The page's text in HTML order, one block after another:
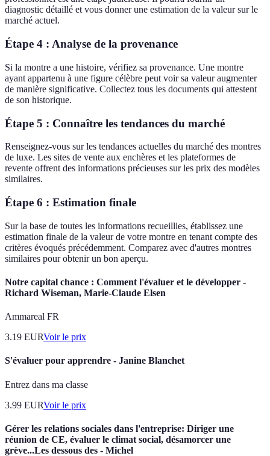
diagnostic détaillé et vous donner une estimation de la valeur sur le
marché actuel.
Étape 4 : Analyse de la provenance
Si la montre a une histoire, vérifiez sa provenance. Une montre
ayant appartenu à une figure célèbre peut voir sa valeur augmenter
de manière significative. Collectez tous les documents qui attestent
de son historique.
Étape 5 : Connaître les tendances du marché
Renseignez-vous sur les tendances actuelles du marché des montres
de luxe. Les sites de vente aux enchères et les plateformes de
revente offrent des informations précieuses sur les prix des modèles
similaires.
Étape 6 : Estimation finale
Sur la base de toutes les informations recueillies, établissez une
estimation finale de la valeur de votre montre en tenant compte des
critères évoqués précédemment. Comparez avec d'autres montres
similaires pour obtenir un bon aperçu.
Notre capital chance : Comment l'évaluer et le développer -
Richard Wiseman, Marie-Claude Elsen
Ammareal FR
3.19 EURVoir le prix
S'évaluer pour apprendre - Janine Blanchet
Entrez dans ma classe
3.99 EURVoir le prix
Gérer les relations sociales dans l'entreprise: Diriger une
réunion de CE, évaluer le climat social, désamorcer une
grève...Les dessous des - Michel